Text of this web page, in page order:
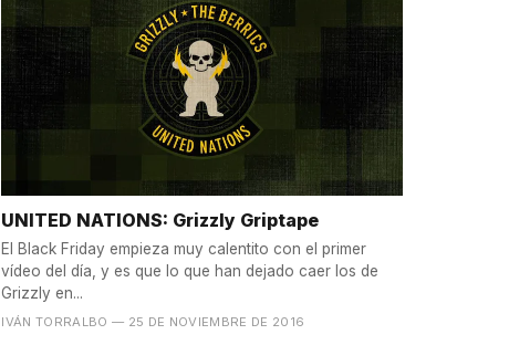
UNITED NATIONS: Grizzly Griptape
El Black Friday empieza muy calentito con el primer
vídeo del día, y es que lo que han dejado caer los de
Grizzly en...
IVÁN TORRALBO — 25 DE NOVIEMBRE DE 2016